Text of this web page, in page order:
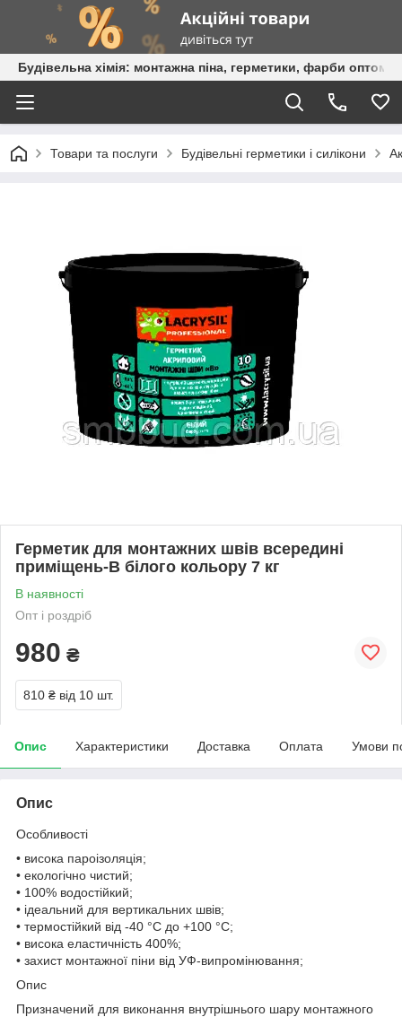
Будівельна хімія: монтажна піна, герметики, фарби оптом
Товари та послуги Будівельні герметики і силікони
Герметик для монтажних швів всередині
приміщень-В білого кольору 7 кг
В наявності
Опт і роздріб
980 ₴
810 ₴ від 10 шт.
Опис Характеристики Доставка Оплата Умови
Опис
Особливості
• висока пароізоляція;
• екологічно чистий;
• 100% водостійкий;
• ідеальний для вертикальних швів;
• термостійкий від -40 °C до +100 °C;
• висока еластичність 400%;
• захист монтажної піни від УФ-випромінювання;
Опис
Призначений для виконання внутрішнього шару монтажного